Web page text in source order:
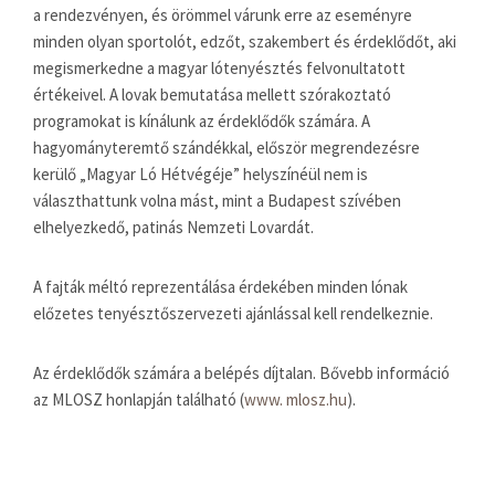
a rendezvényen, és örömmel várunk erre az eseményre
minden olyan sportolót, edzőt, szakembert és érdeklődőt, aki
megismerkedne a magyar lótenyésztés felvonultatott
értékeivel. A lovak bemutatása mellett szórakoztató
programokat is kínálunk az érdeklődők számára. A
hagyományteremtő szándékkal, először megrendezésre
kerülő „Magyar Ló Hétvégéje” helyszínéül nem is
választhattunk volna mást, mint a Budapest szívében
elhelyezkedő, patinás Nemzeti Lovardát.
A fajták méltó reprezentálása érdekében minden lónak
előzetes tenyésztőszervezeti ajánlással kell rendelkeznie.
Az érdeklődők számára a belépés díjtalan. Bővebb információ
az MLOSZ honlapján található (www. mlosz.hu).